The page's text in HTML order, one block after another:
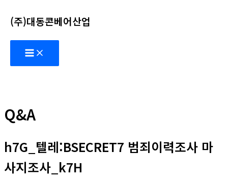
텐
츠
건
기
(주)대동콘베어산업
Main
Menu
Q&A
h7G_텔레:BSECRET7 범죄이력조사 마
사지조사_k7H